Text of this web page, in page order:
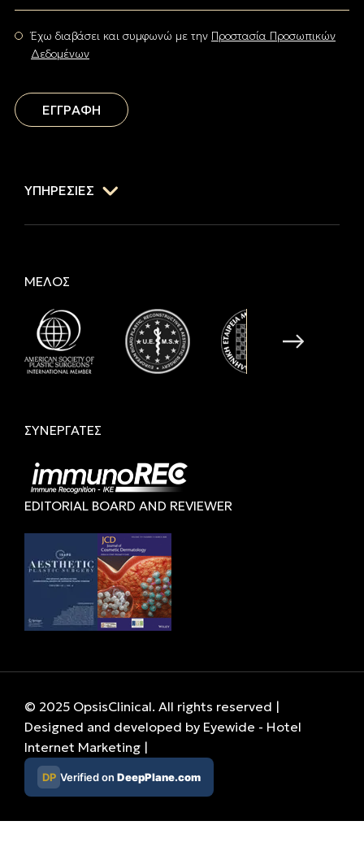
Έχω διαβάσει και συμφωνώ με την Προστασία Προσωπικών
Δεδομένων
ΕΓΓΡΑΦΗ
ΥΠΗΡΕΣΙΕΣ
ΜΕΛΟΣ
ΣΥΝΕΡΓΑΤΕΣ
EDITORIAL BOARD AND REVIEWER
© 2025 OpsisClinical. All rights reserved |
Designed and developed by Eyewide - Hotel
Internet Marketing |
DP Verified on DeepPlane.com